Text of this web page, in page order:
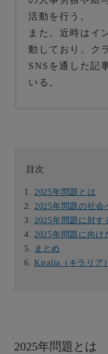
活動を行う。
また、近時はイ
動しており、ク
SNSを通した記
いる。
目次
2025年問題とは
2025年問題の社会
2025年問題に対す
2025年問題に向け
まとめ
Kiralia（キラリア
2025年問題とは